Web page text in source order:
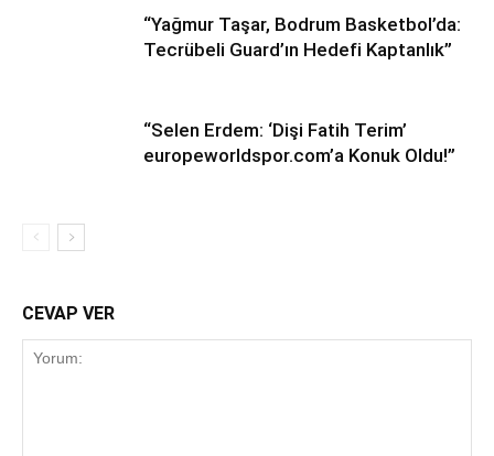
“Yağmur Taşar, Bodrum Basketbol’da:
Tecrübeli Guard’ın Hedefi Kaptanlık”
“Selen Erdem: ‘Dişi Fatih Terim’
europeworldspor.com’a Konuk Oldu!”
CEVAP VER